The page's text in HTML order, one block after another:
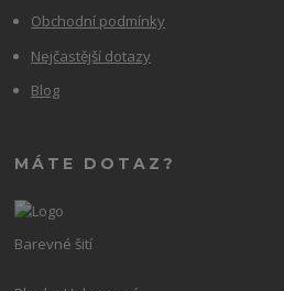
Obchodní podmínky
Nejčastější dotazy
Blog
MÁTE DOTAZ?
Barevné šití